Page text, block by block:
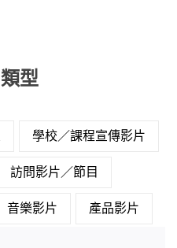
型
學校／課程宣傳影片
訪問影片／節目
音樂影片 產品影片